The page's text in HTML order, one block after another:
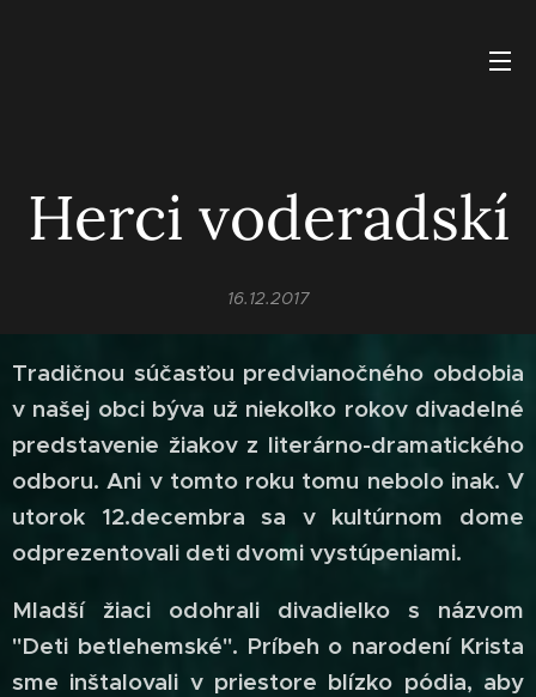
Herci voderadskí
16.12.2017
Tradičnou súčasťou predvianočného obdobia
v našej obci býva už niekoľko rokov divadelné
predstavenie žiakov z literárno-dramatického
odboru. Ani v tomto roku tomu nebolo inak. V
utorok 12.decembra sa v kultúrnom dome
odprezentovali deti dvomi vystúpeniami.
Mladší žiaci odohrali divadielko s názvom
"Deti betlehemské". Príbeh o narodení Krista
sme inštalovali v priestore blízko pódia, aby